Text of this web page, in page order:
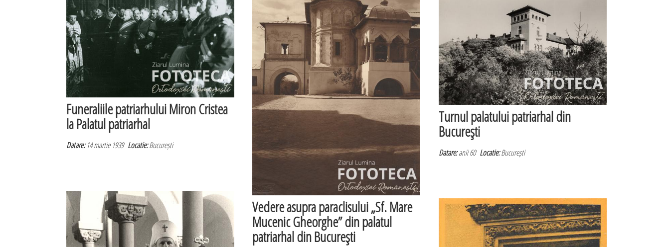
Vedere asupra paraclisului „Sf. Mare
Mucenic Gheorghe” din palatul
patriarhal din Bucureşti
Funeraliile patriarhului Miron Cristea
la Palatul patriarhal
Datare:14 martie 1939Locatie:București
Turnul palatului patriarhal din
Bucureşti
Datare:anii 60Locatie:București